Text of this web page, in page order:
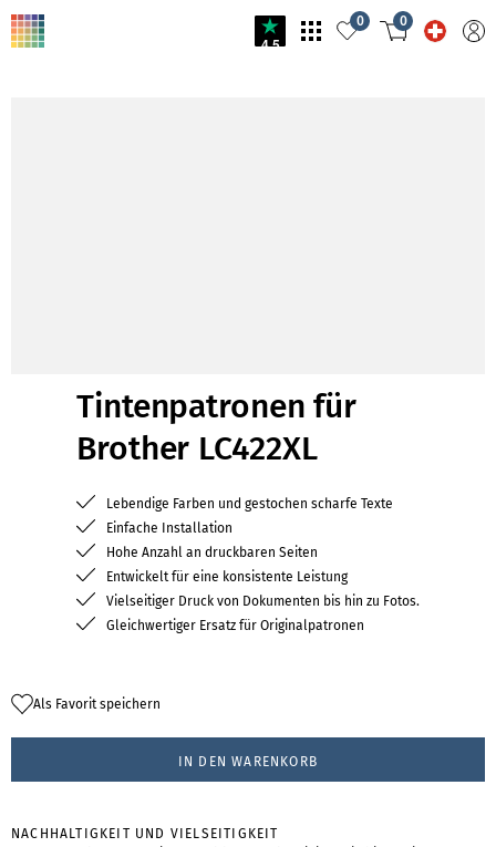
4.5
0 0
Tintenpatronen für
Brother LC422XL
Lebendige Farben und gestochen scharfe Texte
Einfache Installation
Hohe Anzahl an druckbaren Seiten
Entwickelt für eine konsistente Leistung
Vielseitiger Druck von Dokumenten bis hin zu Fotos.
Gleichwertiger Ersatz für Originalpatronen
Als Favorit speichern
IN DEN WARENKORB
NACHHALTIGKEIT UND VIELSEITIGKEIT